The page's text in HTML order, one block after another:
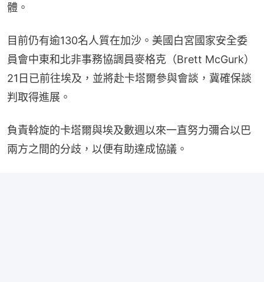
體。
目前仍有逾130名人質在加沙。美國白宮國家安全委
員會中東和北非事務協調員麥格克（Brett McGurk）
21日已前往埃及，並將赴卡塔爾參與會談，冀確保談
判取得進展。
負責斡旋的卡塔爾與埃及數週以來一直努力彌合以巴
兩方之間的分歧，以便有助達成協議。